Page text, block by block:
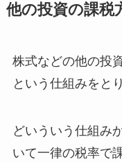
他の投資の課税
株式などの他の投
という仕組みをと
どいういう仕組み
いて一律の税率で